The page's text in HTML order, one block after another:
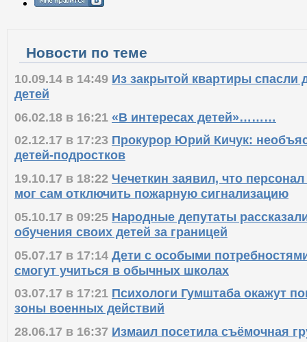
Новости по теме
10.09.14 в 14:49 Из закрытой квартиры спасли
детей
06.02.18 в 16:21 «В интересах детей»………
02.12.17 в 17:23 Прокурор Юрий Кичук:
детей-подростков
19.10.17 в 18:22 Чечеткин заявил, что
мог сам отключить пожарную сигнализацию
05.10.17 в 09:25 Народные депутаты
обучения своих детей за границей
05.07.17 в 17:14 Дети с особыми
смогут учиться в обычных школах
03.07.17 в 17:21 Психологи Гумштаба окажут
зоны военных действий
28.06.17 в 16:37 Измаил посетила съёмочная